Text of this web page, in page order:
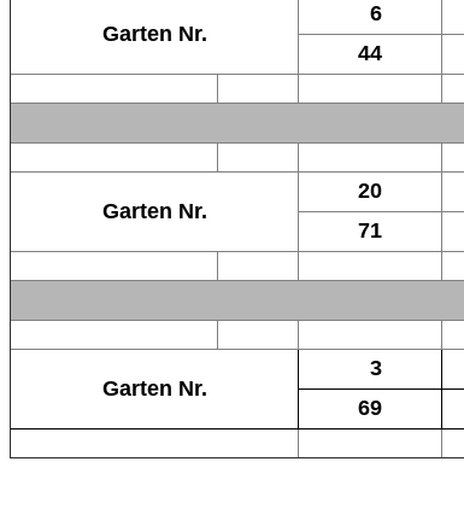
Garten Nr.
6
44
Garten Nr.
20
71
Garten Nr.
3
69